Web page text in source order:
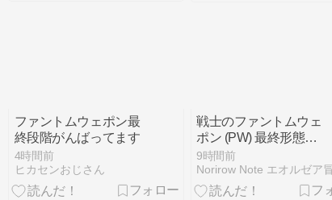
ファントムウェポン最
終段階がんばってます
4時間前
ヒカセンおじさん
戦士のファントムウェ
ポン (PW) 最終形態・
光る大金槌『ファント
ムオカルタム・ウォー
ハンマー』
9時間前